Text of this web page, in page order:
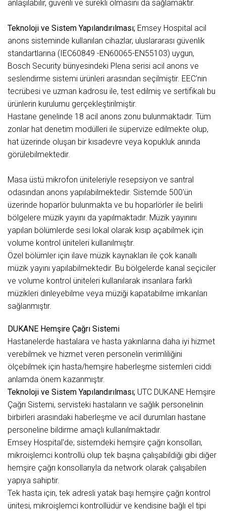
anlaşılabilir, güvenli ve sürekli olmasını da sağlamaktır.
Teknoloji ve Sistem Yapılandırılması; Emsey Hospital acil
anons sisteminde kullanılan cihazlar, uluslararası güvenlik
standartlarına (IEC60849 -EN60065-EN55103) uygun,
Bosch Security bünyesindeki Plena serisi acil anons ve
seslendirme sistemi ürünleri arasından seçilmiştir. EEC'nin
tecrübesi ve uzman kadrosu ile, test edilmiş ve sertifikalı bu
ürünlerin kurulumu gerçekleştirilmiştir.
Hastane genelinde 18 acil anons zonu bulunmaktadır. Tüm
zonlar hat denetim modülleri ile süpervize edilmekte olup,
hat üzerinde oluşan bir kısadevre veya kopukluk anında
görülebilmektedir.
Masa üstü mikrofon üniteleriyle resepsiyon ve santral
odasından anons yapılabilmektedir. Sistemde 500'ün
üzerinde hoparlör bulunmakta ve bu hoparlörler ile belirli
bölgelere müzik yayını da yapılmaktadır. Müzik yayınını
yapılan bölümlerde sesi lokal olarak kısıp açabilmek için
volume kontrol üniteleri kullanılmıştır.
Özel bölümler için ilave müzik kaynakları ile çok kanallı
müzik yayını yapılabilmektedir. Bu bölgelerde kanal seçiciler
ve volume kontrol üniteleri kullanılarak insanlara farklı
müzikleri dinleyebilme veya müziği kapatabilme imkanları
sağlanmıştır.
DUKANE Hemşire Çağrı Sistemi
Hastanelerde hastalara ve hasta yakınlarına daha iyi hizmet
verebilmek ve hizmet veren personelin verimliliğini
ölçebilmek için hasta/hemşire haberleşme sistemleri ciddi
anlamda önem kazanmıştır.
Teknoloji ve Sistem Yapılandırılması; UTC DUKANE Hemşire
Çağrı Sistemi, servisteki hastaların ve sağlık personelinin
birbirleri arasındaki haberleşme ve acil durumları hastane
personeline bildirme amaçlı kullanılmaktadır.
Emsey Hospital'de; sistemdeki hemşire çağrı konsolları,
mikroişlemci kontrollü olup tek başına çalışabildiği gibi diğer
hemşire çağrı konsollarıyla da network olarak çalışabilen
yapıya sahiptir.
Tek hasta için, tek adresli yatak başı hemşire çağrı kontrol
ünitesi, mikroişlemci kontrollüdür ve kendisine bağlı el tipi